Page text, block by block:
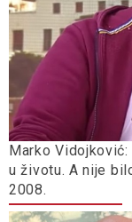
Marko
u životu. A nije
2008.